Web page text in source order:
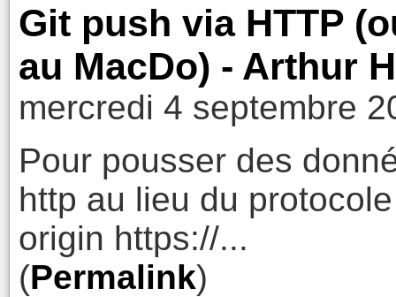
Git push via HTTP
au MacDo) - Arthur
mercredi 4 septembre
Pour pousser des
http au lieu du
origin https://...
(Permalink)